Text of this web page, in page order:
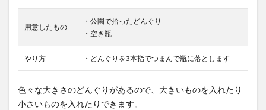
用意したもの
・公園で拾ったどんぐり
・空き瓶
やり方 ・どんぐりを3本指でつまんで瓶に落とします
色々な大きさのどんぐりがあるので、大きいものを入れたり
小さいものを入れたりできます。